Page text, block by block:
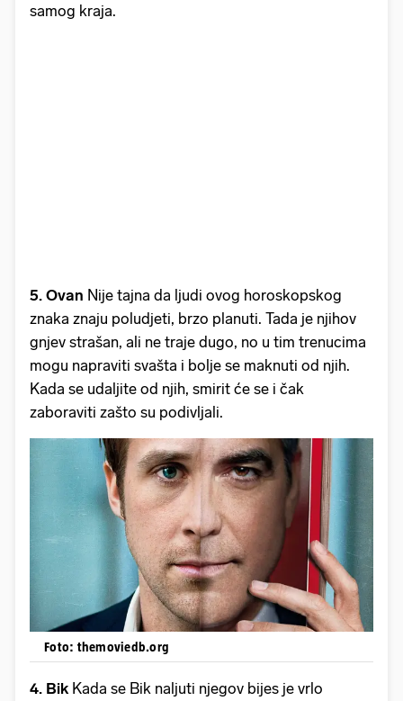
samog kraja.
5. Ovan Nije tajna da ljudi ovog horoskopskog
znaka znaju poludjeti, brzo planuti. Tada je njihov
gnjev strašan, ali ne traje dugo, no u tim trenucima
mogu napraviti svašta i bolje se maknuti od njih.
Kada se udaljite od njih, smirit će se i čak
zaboraviti zašto su podivljali.
Foto: themoviedb.org
4. Bik Kada se Bik naljuti njegov bijes je vrlo